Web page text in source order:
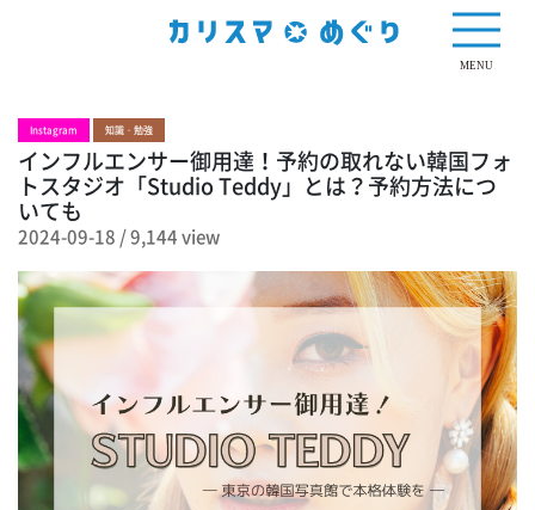
MENU
Instagram 知識・勉強
インフルエンサー御用達！予約の取れない韓国フォ
トスタジオ「Studio Teddy」とは？予約方法につ
いても
2024-09-18 /9,144 view